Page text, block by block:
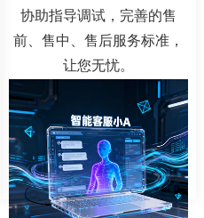
协助指导调试，完善的售
前、售中、售后服务标准，
让您无忧。